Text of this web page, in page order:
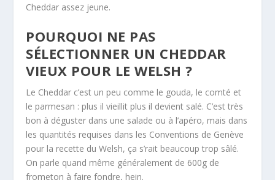
Cheddar assez jeune.
POURQUOI NE PAS
SÉLECTIONNER UN CHEDDAR
VIEUX POUR LE WELSH ?
Le Cheddar c’est un peu comme le gouda, le comté et
le parmesan : plus il vieillit plus il devient salé. C’est très
bon à déguster dans une salade ou à l’apéro, mais dans
les quantités requises dans les Conventions de Genève
pour la recette du Welsh, ça s’rait beaucoup trop sâlé.
On parle quand même généralement de 600g de
frometon à faire fondre, hein.